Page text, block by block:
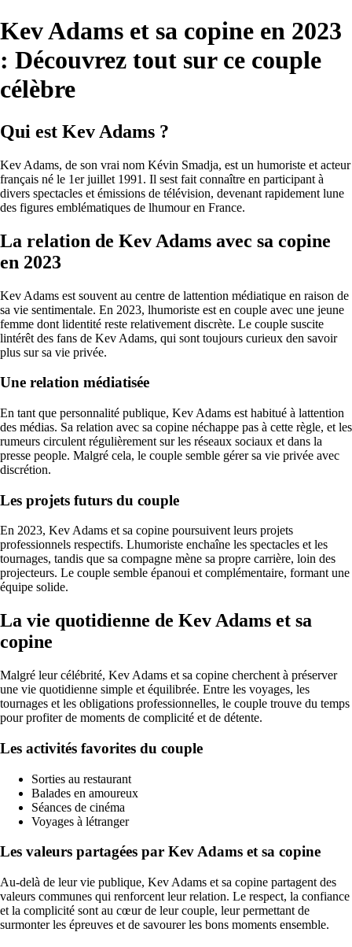
Kev Adams et sa copine en 2023
: Découvrez tout sur ce couple
célèbre
Qui est Kev Adams ?
Kev Adams, de son vrai nom Kévin Smadja, est un humoriste et acteur
français né le 1er juillet 1991. Il sest fait connaître en participant à
divers spectacles et émissions de télévision, devenant rapidement lune
des figures emblématiques de lhumour en France.
La relation de Kev Adams avec sa copine
en 2023
Kev Adams est souvent au centre de lattention médiatique en raison de
sa vie sentimentale. En 2023, lhumoriste est en couple avec une jeune
femme dont lidentité reste relativement discrète. Le couple suscite
lintérêt des fans de Kev Adams, qui sont toujours curieux den savoir
plus sur sa vie privée.
Une relation médiatisée
En tant que personnalité publique, Kev Adams est habitué à lattention
des médias. Sa relation avec sa copine néchappe pas à cette règle, et les
rumeurs circulent régulièrement sur les réseaux sociaux et dans la
presse people. Malgré cela, le couple semble gérer sa vie privée avec
discrétion.
Les projets futurs du couple
En 2023, Kev Adams et sa copine poursuivent leurs projets
professionnels respectifs. Lhumoriste enchaîne les spectacles et les
tournages, tandis que sa compagne mène sa propre carrière, loin des
projecteurs. Le couple semble épanoui et complémentaire, formant une
équipe solide.
La vie quotidienne de Kev Adams et sa
copine
Malgré leur célébrité, Kev Adams et sa copine cherchent à préserver
une vie quotidienne simple et équilibrée. Entre les voyages, les
tournages et les obligations professionnelles, le couple trouve du temps
pour profiter de moments de complicité et de détente.
Les activités favorites du couple
Sorties au restaurant
Balades en amoureux
Séances de cinéma
Voyages à létranger
Les valeurs partagées par Kev Adams et sa copine
Au-delà de leur vie publique, Kev Adams et sa copine partagent des
valeurs communes qui renforcent leur relation. Le respect, la confiance
et la complicité sont au cœur de leur couple, leur permettant de
surmonter les épreuves et de savourer les bons moments ensemble.